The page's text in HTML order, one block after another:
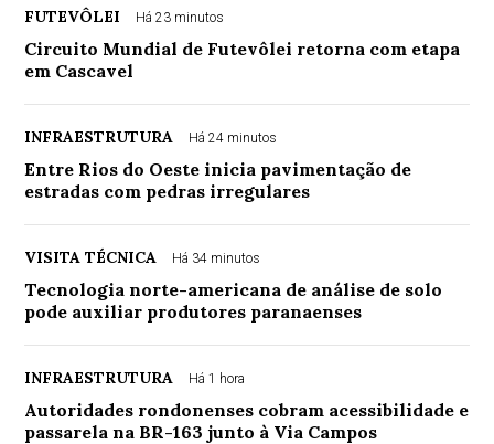
FUTEVÔLEI Há 23 minutos
Circuito Mundial de Futevôlei retorna com etapa
em Cascavel
INFRAESTRUTURA Há 24 minutos
Entre Rios do Oeste inicia pavimentação de
estradas com pedras irregulares
VISITA TÉCNICA Há 34 minutos
Tecnologia norte-americana de análise de solo
pode auxiliar produtores paranaenses
INFRAESTRUTURA Há 1 hora
Autoridades rondonenses cobram acessibilidade e
passarela na BR-163 junto à Via Campos